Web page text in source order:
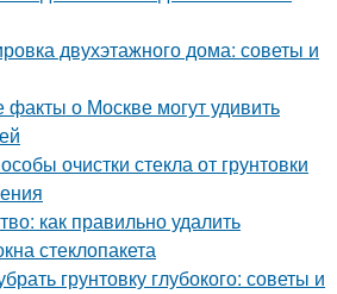
двухэтажного дома: советы и
о Москве могут удивить
очистки стекла от грунтовки
как правильно удалить
стеклопакета
грунтовку глубокого: советы и